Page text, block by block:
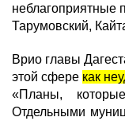
неблагоприятные
Тарумовский,
Врио главы
этой сфере как
«Планы,
Отдельными